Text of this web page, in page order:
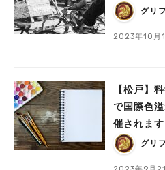
グリ
2023年10月
【松戸】
で国際色
催されます
グリ